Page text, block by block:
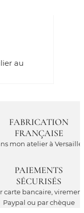
au
FABRICATION
FRANÇAISE
mon atelier à
PAIEMENTS
SÉCURISÉS
carte bancaire,
Paypal ou par chèque